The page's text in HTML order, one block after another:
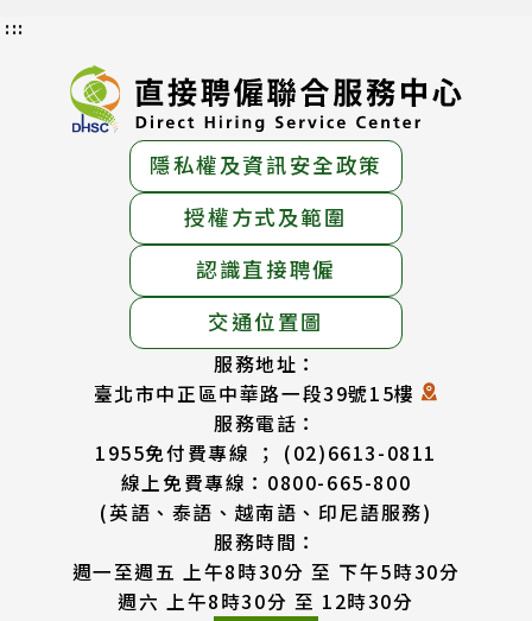
:::
隱私權及資訊安全政策
授權方式及範圍
認識直接聘僱
交通位置圖
服務地址：
臺北市中正區中華路一段39號15樓
服務電話：
1955免付費專線 ； (02)6613-0811
線上免費專線：0800-665-800
(英語、泰語、越南語、印尼語服務)
服務時間：
週一至週五 上午8時30分 至 下午5時30分
週六 上午8時30分 至 12時30分